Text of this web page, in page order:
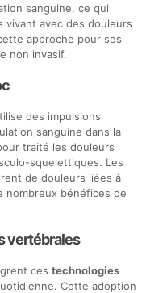
sanguine, ce qui
vivant avec des douleurs
approche pour ses
non invasif.
des impulsions
sanguine dans la
traité les douleurs
squelettiques. Les
de douleurs liées à
nombreux bénéfices de
vertébrales
ces technologies
Cette adoption